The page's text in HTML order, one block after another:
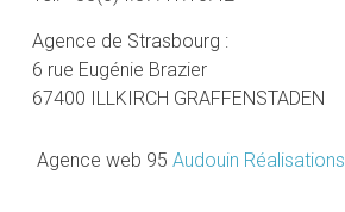
Agence de Strasbourg :
6 rue Eugénie Brazier
67400 ILLKIRCH GRAFFENSTADEN
Agence web 95 Audouin Réalisations